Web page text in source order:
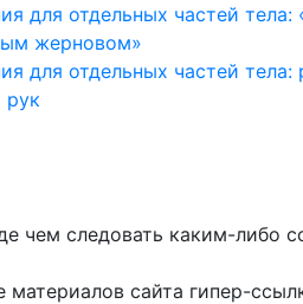
для отдельных частей тела:
жерновом»
для отдельных частей тела:
рук
чем следовать каким-либо
материалов сайта гипер-